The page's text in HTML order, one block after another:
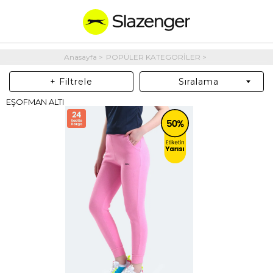
Anasayfa POPÜLER KATEGORİLER
+ Filtrele Sıralama
EŞOFMAN ALTI